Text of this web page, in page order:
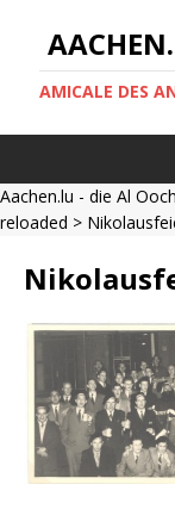
AMICALE DES
Aachen.lu - die Al
reloaded >